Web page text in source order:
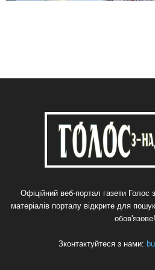
Офіційний веб-портал газети Голос
матеріалів порталу відкрите для
обов'язове!
Зконтактуйтеся з нами: